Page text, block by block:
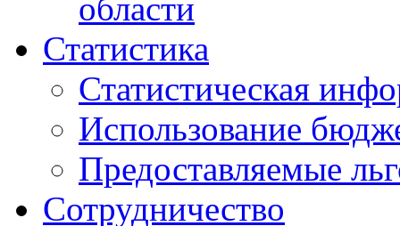
области
Статистика
Статистическая
Использование
Предоставляемые
Сотрудничество